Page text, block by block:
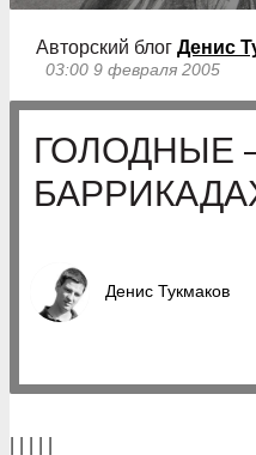
Авторский блог Денис
03:00 9 февраля 2005
ГОЛОДНЫЕ
Денис Тукмаков